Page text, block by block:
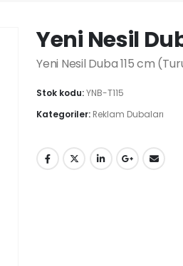
Yeni Nesil
Yeni Nesil Duba 115 cm
Stok kodu:YNB-T115
Kategoriler: Reklam Dubaları